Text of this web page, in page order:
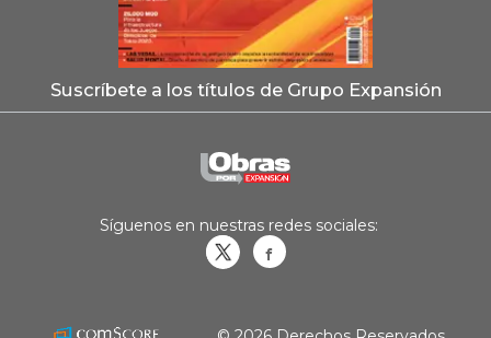
Suscríbete a los títulos de Grupo Expansión
Síguenos en nuestras redes sociales: